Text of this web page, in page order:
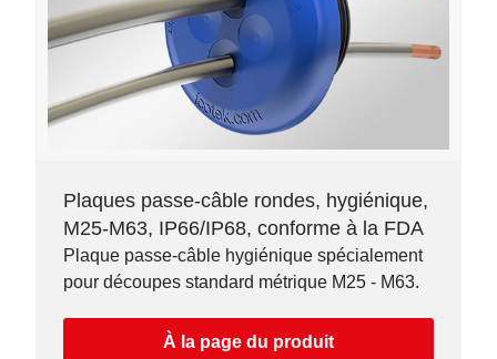
Plaques passe-câble rondes, hygiénique,
M25-M63, IP66/IP68, conforme à la FDA
Plaque passe-câble hygiénique spécialement
pour découpes standard métrique M25 - M63.
À la page du produit